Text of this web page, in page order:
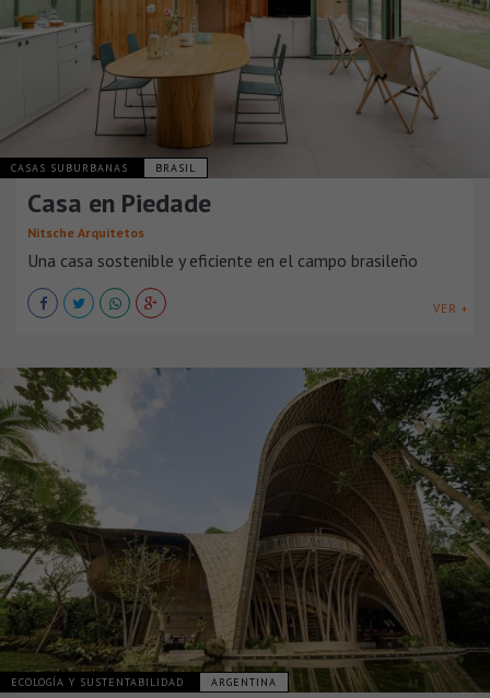
CASAS SUBURBANAS BRASIL
Casa en Piedade
Nitsche Arquitetos
Una casa sostenible y eficiente en el campo brasileño
VER +
ECOLOGÍA Y SUSTENTABILIDAD ARGENTINA